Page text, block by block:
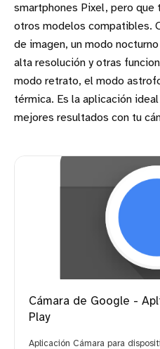
smartphones Pixel, pero que
otros modelos compatibles.
de imagen, un modo
alta resolución y otras
modo retrato, el modo
térmica. Es la aplicación
mejores resultados con tu
Cámara de Google -
Play
Aplicación Cámara para